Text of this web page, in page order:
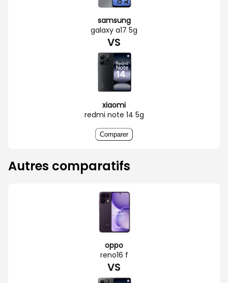
samsung
galaxy a17 5g
VS
xiaomi
redmi note 14 5g
Comparer
Autres comparatifs
oppo
reno16 f
VS